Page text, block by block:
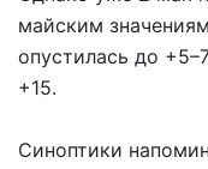
майским
опустилась до
+15.
Синоптики